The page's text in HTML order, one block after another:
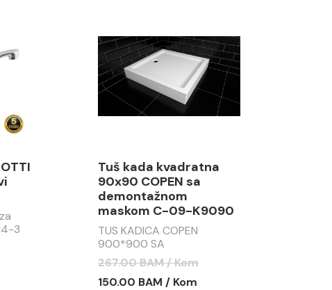
3
Tuš kada kvadratna
90x90 COPEN sa
demontažnom
maskom C-09-K9090
TUS KADICA COPEN
900*900 SA
DEMONTAŽNOM MASKOM
C-09-K9090
267.00 BAM / Kom
150.00 BAM / Kom